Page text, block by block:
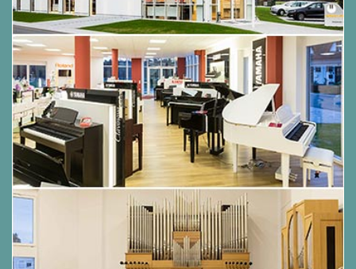
Freuen Sie sich auf tadellose Produktqualität zu
günstigen Konditionen!